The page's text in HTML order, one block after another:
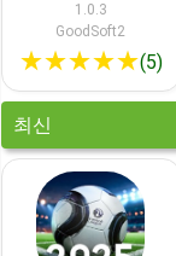
1.0.3
GoodSoft2
★★★★★(5)
최신